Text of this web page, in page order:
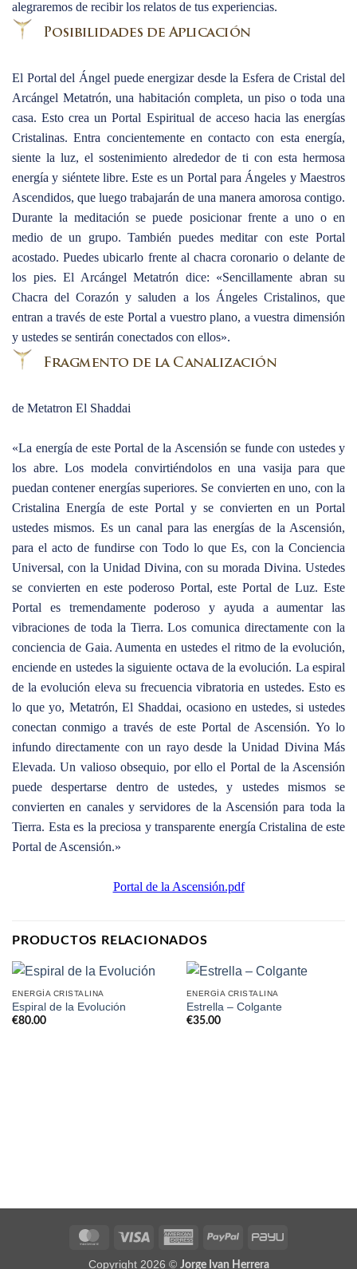
alegraremos de recibir los relatos de tus experiencias.
El Portal del Ángel puede energizar desde la Esfera de Cristal del
Arcángel Metatrón, una habitación completa, un piso o toda una
casa. Esto crea un Portal Espiritual de acceso hacia las energías
Cristalinas. Entra concientemente en contacto con esta energía,
siente la luz, el sostenimiento alrededor de ti con esta hermosa
energía y siéntete libre. Este es un Portal para Ángeles y Maestros
Ascendidos, que luego trabajarán de una manera amorosa contigo.
Durante la meditación se puede posicionar frente a uno o en
medio de un grupo. También puedes meditar con este Portal
acostado. Puedes ubicarlo frente al chacra coronario o delante de
los pies. El Arcángel Metatrón dice: «Sencillamente abran su
Chacra del Corazón y saluden a los Ángeles Cristalinos, que
entran a través de este Portal a vuestro plano, a vuestra dimensión
y ustedes se sentirán conectados con ellos».
de Metatron El Shaddai
«La energía de este Portal de la Ascensión se funde con ustedes y
los abre. Los modela convirtiéndolos en una vasija para que
puedan contener energías superiores. Se convierten en uno, con la
Cristalina Energía de este Portal y se convierten en un Portal
ustedes mismos. Es un canal para las energías de la Ascensión,
para el acto de fundirse con Todo lo que Es, con la Conciencia
Universal, con la Unidad Divina, con su morada Divina. Ustedes
se convierten en este poderoso Portal, este Portal de Luz. Este
Portal es tremendamente poderoso y ayuda a aumentar las
vibraciones de toda la Tierra. Los comunica directamente con la
conciencia de Gaia. Aumenta en ustedes el ritmo de la evolución,
enciende en ustedes la siguiente octava de la evolución. La espiral
de la evolución eleva su frecuencia vibratoria en ustedes. Esto es
lo que yo, Metatrón, El Shaddai, ocasiono en ustedes, si ustedes
conectan conmigo a través de este Portal de Ascensión. Yo lo
infundo directamente con un rayo desde la Unidad Divina Más
Elevada. Un valioso obsequio, por ello el Portal de la Ascensión
puede despertarse dentro de ustedes, y ustedes mismos se
convierten en canales y servidores de la Ascensión para toda la
Tierra. Esta es la preciosa y transparente energía Cristalina de este
Portal de Ascensión.»
Portal de la Ascensión.pdf
PRODUCTOS RELACIONADOS
ENERGÍA CRISTALINA
Espiral de la Evolución
€80.00
ENERGÍA CRISTALINA
Estrella – Colgante
€35.00
MasterCardVisa
AmericanPayPal PayU
Copyright 2026 © Jorge Ivan Herrera